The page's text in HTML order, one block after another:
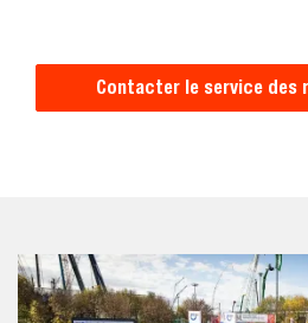
Contacter le service des